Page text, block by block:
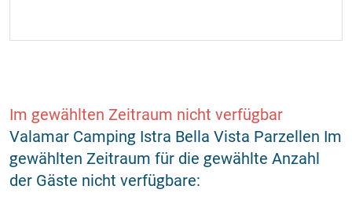
Im gewählten Zeitraum nicht verfügbar
Valamar Camping Istra Bella Vista Parzellen Im
gewählten Zeitraum für die gewählte Anzahl
der Gäste nicht verfügbare: